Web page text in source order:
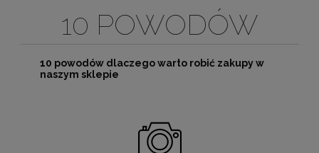
10 POWODÓW
10 powodów dlaczego warto robić zakupy w
naszym sklepie